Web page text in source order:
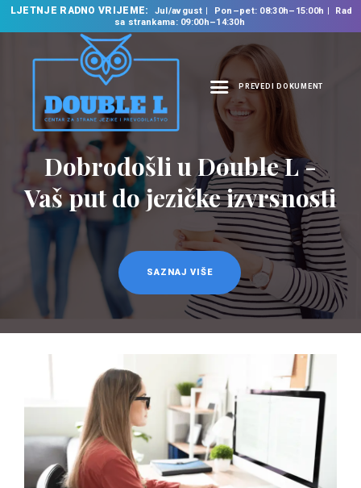
LJETNJE RADNO VRIJEME: Jul/avgust Pon–pet: 08:30h–15:00h
Rad
sa strankama: 09:00h–14:30h
PREVEDI DOKUMENT
NASLOVNA
O NAMA
NAŠE USLUGE
ŠKOLA STRANIH
JEZIKA
PREVODILAČKI BIRO
KURSEVI
NOVOSTI
KONTAKT
Dobrodošli u Double L -
Vaš put do jezičke izvrsnosti
SAZNAJ VIŠE
Prevodilačke usluge
na 35 jezika
SAZNAJ VIŠE